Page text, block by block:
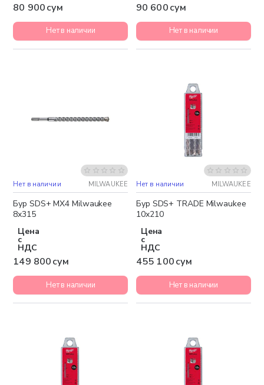
80 900 сум
Нет в наличии
90 600 сум
Нет в наличии
Нет в наличии MILWAUKEE
Бур SDS+ MX4 Milwaukee
8x315
Цена
с
НДС
149 800 сум
Нет в наличии
Нет в наличии MILWAUKEE
Бур SDS+ TRADE Milwaukee
10x210
Цена
с
НДС
455 100 сум
Нет в наличии